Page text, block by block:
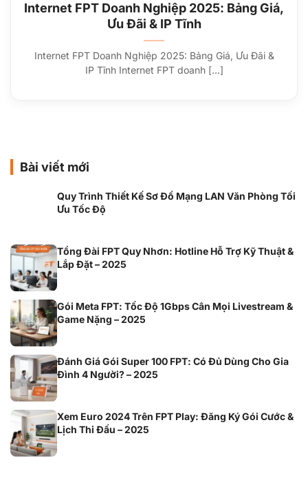
Internet FPT Doanh Nghiệp 2025: Bảng Giá,
Ưu Đãi & IP Tĩnh
Internet FPT Doanh Nghiệp 2025: Bảng Giá, Ưu Đãi &
IP Tĩnh Internet FPT doanh [...]
Bài viết mới
Quy Trình Thiết Kế Sơ Đồ Mạng LAN Văn Phòng Tối
Ưu Tốc Độ
Tổng Đài FPT Quy Nhơn: Hotline Hỗ Trợ Kỹ Thuật &
Lắp Đặt – 2025
Gói Meta FPT: Tốc Độ 1Gbps Cân Mọi Livestream &
Game Nặng – 2025
Đánh Giá Gói Super 100 FPT: Có Đủ Dùng Cho Gia
Đình 4 Người? – 2025
Xem Euro 2024 Trên FPT Play: Đăng Ký Gói Cước &
Lịch Thi Đấu – 2025